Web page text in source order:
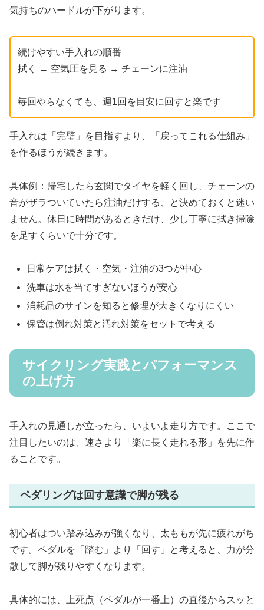
気持ちのハードルが下がります。
続けやすい手入れの順番
拭く → 空気圧を見る → チェーンに注油
毎回やらなくても、週1回を目安に回すと楽です
手入れは「完璧」を目指すより、「戻ってこれる仕組み」
を作るほうが続きます。
具体例：帰宅したら玄関でタイヤを軽く回し、チェーンの
音がザラついていたら注油だけする、と決めておくと迷い
ません。休日に時間があるときだけ、少し丁寧に拭き掃除
を足すくらいで十分です。
日常ケアは拭く・空気・注油の3つが中心
洗車は水を当てすぎないほうが安心
消耗品のサインを知ると修理が大きくなりにくい
保管は倒れ対策と汚れ対策をセットで考える
サイクリング実践とパフォーマンス
の上げ方
手入れの見通しが立ったら、いよいよ走り方です。ここで
注目したいのは、速さより「楽に長く走れる形」を先に作
ることです。
ペダリングは回す意識で脚が残る
初心者はつい踏み込みが強くなり、太ももが先に疲れがち
です。ペダルを「踏む」より「回す」と考えると、力が分
散して脚が残りやすくなります。
具体的には、上死点（ペダルが一番上）の直後からスッと